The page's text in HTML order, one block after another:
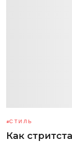
СТИЛЬ
Как